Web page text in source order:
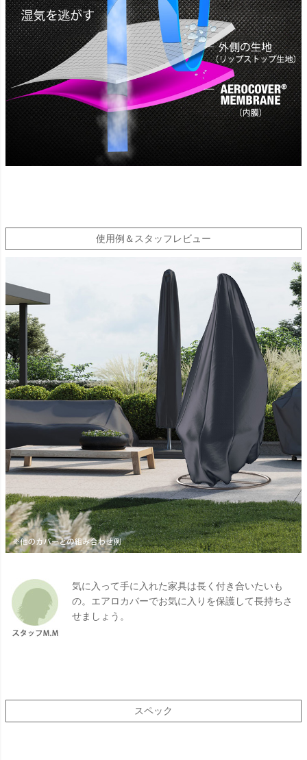
使用例＆スタッフレビュー
気に入って手に入れた家具は長く付き合いたいも
の。エアロカバーでお気に入りを保護して長持ちさ
せましょう。
スペック